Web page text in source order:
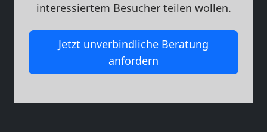
interessiertem Besucher teilen wollen.
Jetzt unverbindliche Beratung
anfordern